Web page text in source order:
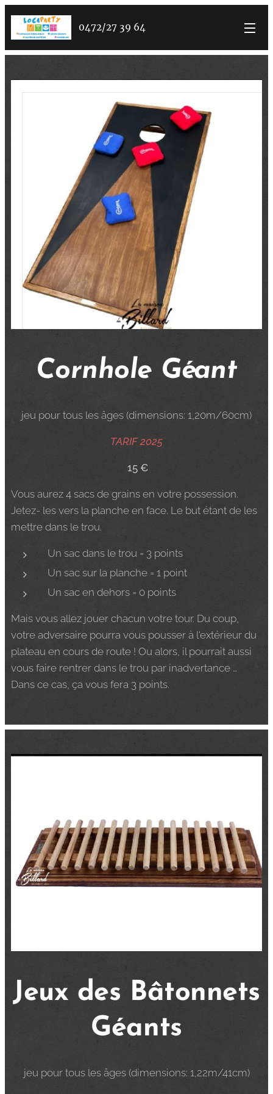
0472/27 39 64
Cornhole Géant
jeu pour tous les âges (dimensions: 1,20m/60cm)
TARIF 2025
15 €
Vous aurez 4 sacs de grains en votre possession.
Jetez- les vers la planche en face. Le but étant de les
mettre dans le trou.
Un sac dans le trou = 3 points
Un sac sur la planche = 1 point
Un sac en dehors = 0 points
Mais vous allez jouer chacun votre tour. Du coup,
votre adversaire pourra vous pousser à l'extérieur du
plateau en cours de route ! Ou alors, il pourrait aussi
vous faire rentrer dans le trou par inadvertance …
Dans ce cas, ça vous fera 3 points.
Jeux des Bâtonnets
Géants
jeu pour tous les âges (dimensions: 1,22m/41cm)